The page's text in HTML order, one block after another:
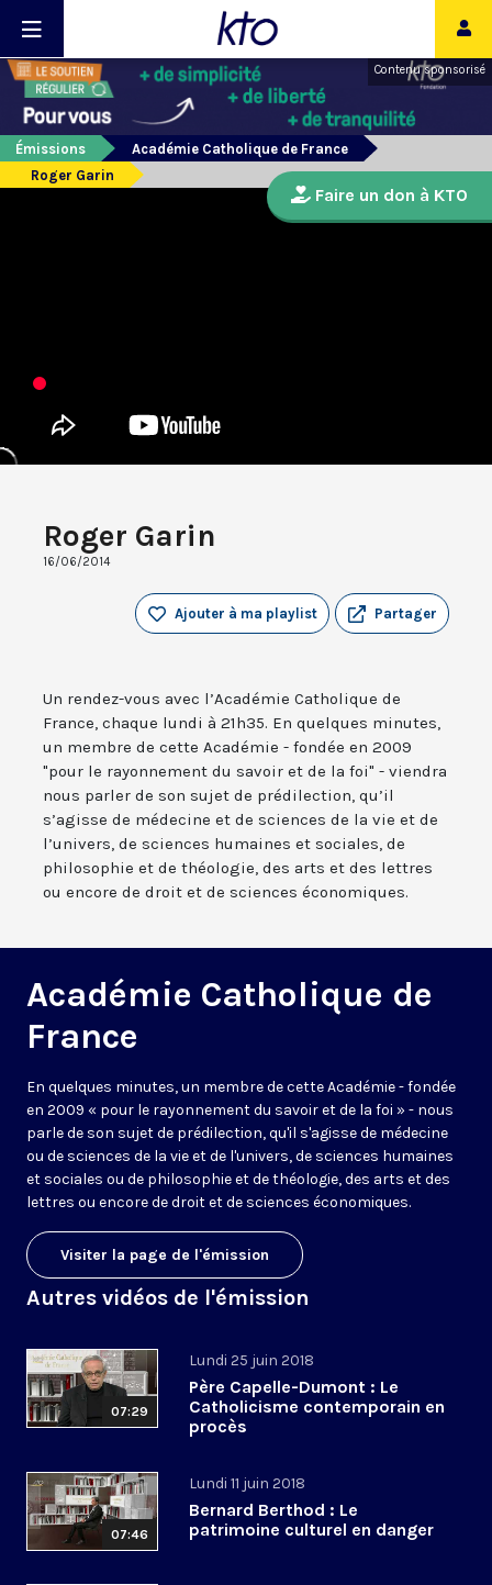
Contenu sponsorisé
Émissions
Académie Catholique de France
Roger Garin
Roger Garin
16/06/2014
Partager
Ajouter à ma playlist
Un rendez-vous avec l’Académie Catholique de
France, chaque lundi à 21h35. En quelques minutes,
un membre de cette Académie - fondée en 2009
"pour le rayonnement du savoir et de la foi" - viendra
nous parler de son sujet de prédilection, qu’il
s’agisse de médecine et de sciences de la vie et de
l’univers, de sciences humaines et sociales, de
philosophie et de théologie, des arts et des lettres
ou encore de droit et de sciences économiques.
Académie Catholique de
France
En quelques minutes, un membre de cette Académie - fondée
en 2009 « pour le rayonnement du savoir et de la foi » - nous
parle de son sujet de prédilection, qu'il s'agisse de médecine
ou de sciences de la vie et de l'univers, de sciences humaines
et sociales ou de philosophie et de théologie, des arts et des
lettres ou encore de droit et de sciences économiques.
Visiter la page de l'émission
Autres vidéos de l'émission
07:29
Lundi 25 juin 2018
Père Capelle-Dumont : Le
Catholicisme contemporain en
procès
07:46
Lundi 11 juin 2018
Bernard Berthod : Le
patrimoine culturel en danger
Faire un don à KTO